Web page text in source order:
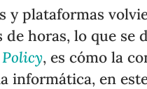
y plataformas
de horas, lo que se
, es cómo la
informática, en